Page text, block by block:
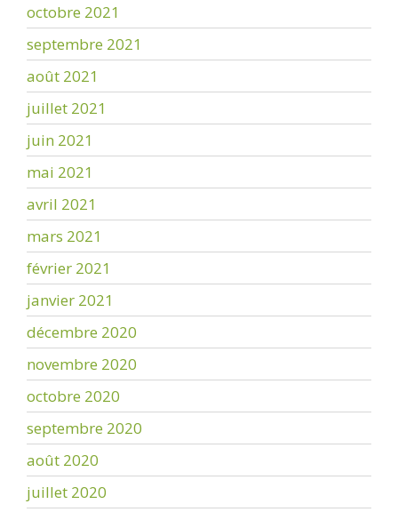
octobre 2021
septembre 2021
août 2021
juillet 2021
juin 2021
mai 2021
avril 2021
mars 2021
février 2021
janvier 2021
décembre 2020
novembre 2020
octobre 2020
septembre 2020
août 2020
juillet 2020